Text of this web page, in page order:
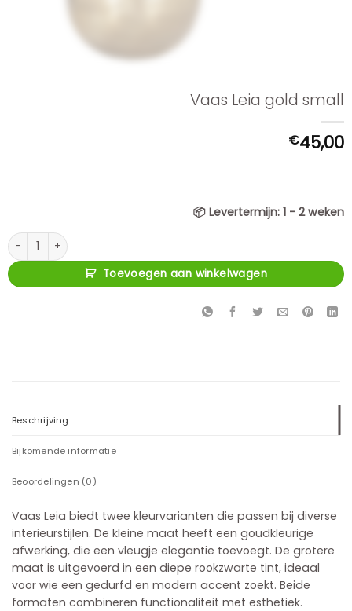
Vaas Leia gold small
€45,00
📦 Levertermijn: 1 - 2 weken
Vaas Leia gold small aantal
Toevoegen aan winkelwagen
Beschrijving
Bijkomende informatie
Beoordelingen (0)
Vaas Leia biedt twee kleurvarianten die passen bij diverse
interieurstijlen. De kleine maat heeft een goudkleurige
afwerking, die een vleugje elegantie toevoegt. De grotere
maat is uitgevoerd in een diepe rookzwarte tint, ideaal
voor wie een gedurfd en modern accent zoekt. Beide
formaten combineren functionaliteit met esthetiek.